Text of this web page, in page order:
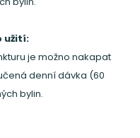
užití:
je možno nakapat
denní dávka (60
bylin.